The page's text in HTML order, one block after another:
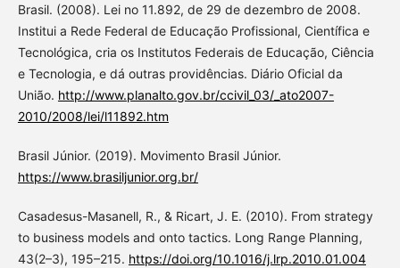
Brasil. (2008). Lei no 11.892, de 29 de dezembro de 2008.
Institui a Rede Federal de Educação Profissional, Científica e
Tecnológica, cria os Institutos Federais de Educação, Ciência
e Tecnologia, e dá outras providências. Diário Oficial da
União. http://www.planalto.gov.br/ccivil_03/_ato2007-
2010/2008/lei/l11892.htm
Brasil Júnior. (2019). Movimento Brasil Júnior.
https://www.brasiljunior.org.br/
Casadesus-Masanell, R., & Ricart, J. E. (2010). From strategy
to business models and onto tactics. Long Range Planning,
43(2–3), 195–215. https://doi.org/10.1016/j.lrp.2010.01.004